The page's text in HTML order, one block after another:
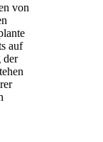
von
auf
der